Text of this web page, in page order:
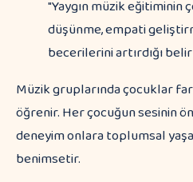
"Yaygın müzik eğitiminin
düşünme, empati
becerilerini artırdığı
Müzik gruplarında çocuklar
öğrenir. Her çocuğun sesinin
deneyim onlara toplumsal
benimsetir.